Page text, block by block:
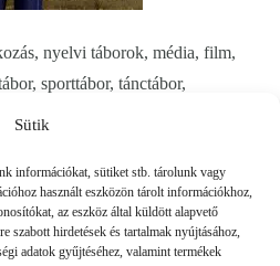
Sütik
információkat, sütiket stb. tárolunk vagy
használt eszközön tárolt információkhoz,
az eszköz által küldött alapvető
szabott hirdetések és tartalmak nyújtásához,
adatok gyűjtéséhez, valamint termékek
nyelvi táborok, média, film,
sporttábor, tánctábor,